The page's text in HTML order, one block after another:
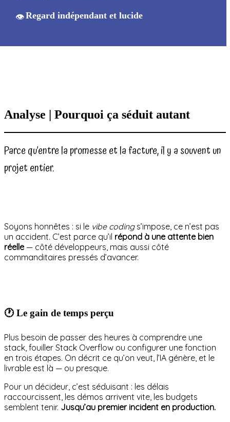
👁️Regard indépendant et lucide
Analyse | Pourquoi ça séduit autant
Parce qu’entre la promesse et la facture, il y a souvent un
projet entier.
Soyons honnêtes : si le vibe codings’impose, ce n’est pas
un accident. C’est parce qu’il répond à une attente bien
réelle— côté développeurs, mais aussi côté
commanditaires pressés d’avancer.
🕐 Le gain de temps perçu
Plus besoin de passer des heures à comprendre une
stack, fouiller Stack Overflow ou configurer une fonction
en trois étapes. On décrit ce qu’on veut, l’IA génère, et le
livrable est là — ou presque.
Pour un décideur, c’est séduisant : les délais
raccourcissent, les démos arrivent vite, les budgets
semblent tenir. Jusqu’au premier incident en production.